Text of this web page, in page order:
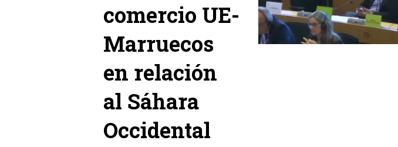
comercio UE-
Marruecos
en relación
al Sáhara
Occidental